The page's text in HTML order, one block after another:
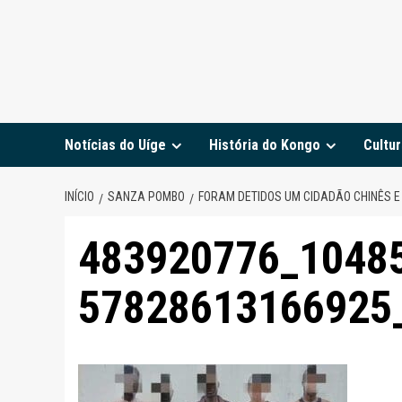
Notícias do Uíge História do Kongo
INÍCIO SANZA POMBO FORAM DETIDOS UM CIDADÃO CHINÊS